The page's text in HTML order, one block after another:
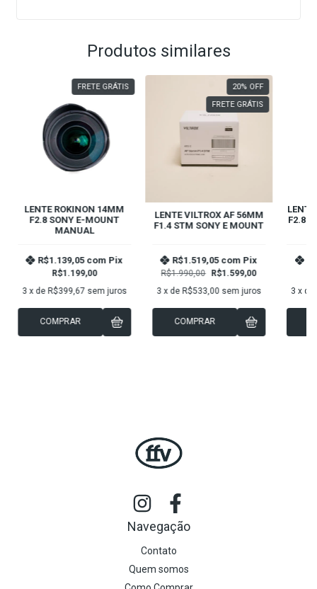
Produtos similares
FRETE GRÁTIS
LENTE ROKINON 14MM
F2.8 SONY E-MOUNT
MANUAL
R$1.199,00
R$1.139,05 com Pix
3 x de R$399,67 sem juros
COMPRAR
20% OFF
FRETE GRÁTIS
LENTE VILTROX AF 56MM
F1.4 STM SONY E MOUNT
R$1.990,00 R$1.599,00
R$1.519,05 com Pix
3 x de R$533,00 sem juros
COMPRAR
F2.8
3 x de
Navegação
Contato
Quem somos